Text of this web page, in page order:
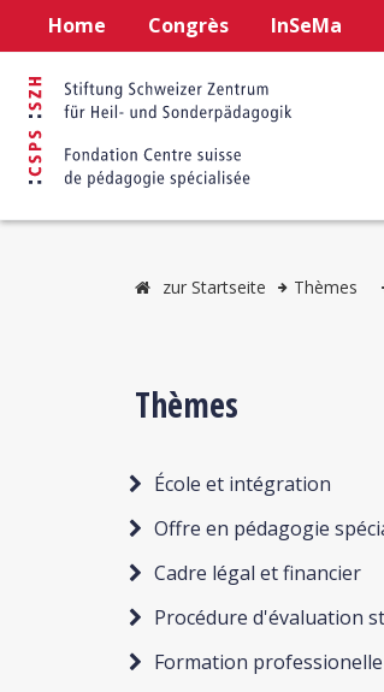
Home Congrès InSeMa
zur Startseite Thèmes
Thèmes
École et intégration
Offre en pédagogie
Cadre légal et financier
Procédure d'évaluation
Formation professionelle